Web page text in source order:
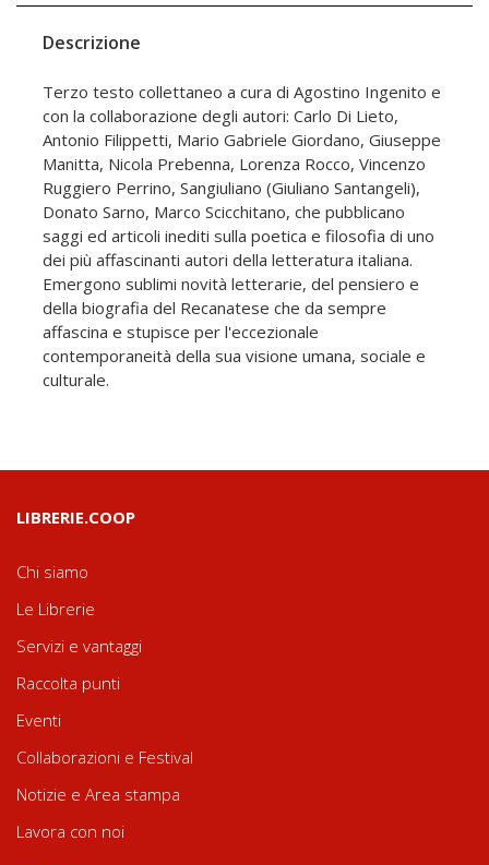
Descrizione
Terzo testo collettaneo a cura di Agostino Ingenito e
con la collaborazione degli autori: Carlo Di Lieto,
Antonio Filippetti, Mario Gabriele Giordano, Giuseppe
Manitta, Nicola Prebenna, Lorenza Rocco, Vincenzo
Ruggiero Perrino, Sangiuliano (Giuliano Santangeli),
Donato Sarno, Marco Scicchitano, che pubblicano
saggi ed articoli inediti sulla poetica e filosofia di uno
dei più affascinanti autori della letteratura italiana.
Emergono sublimi novità letterarie, del pensiero e
della biografia del Recanatese che da sempre
affascina e stupisce per l'eccezionale
contemporaneità della sua visione umana, sociale e
culturale.
LIBRERIE.COOP
Chi siamo
Le Librerie
Servizi e vantaggi
Raccolta punti
Eventi
Collaborazioni e Festival
Notizie e Area stampa
Lavora con noi